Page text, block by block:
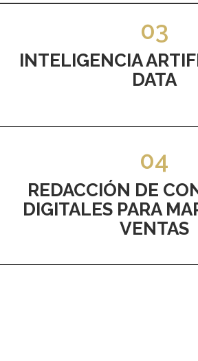
03
INTELIGENCIA
DATA
04
REDACCIÓN DE
DIGITALES PARA
VENTAS